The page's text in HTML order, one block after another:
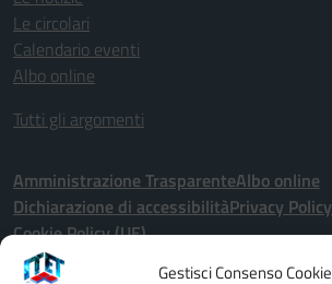
Gestisci Consenso Cookie
Le circolari
Calendario eventi
Albo online
Tutti gli argomenti
Amministrazione TrasparenteAlbo online
Dichiarazione di accessibilitàPrivacy Policy
Cookie Policy (UE)
Seguici su: